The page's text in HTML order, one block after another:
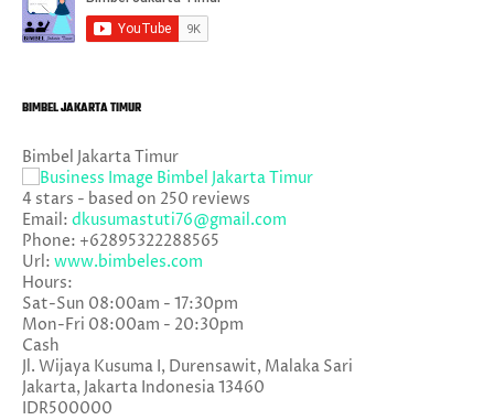
BIMBEL JAKARTA TIMUR
Bimbel Jakarta Timur
4 stars - based on 250 reviews
Email: dkusumastuti76@gmail.com
Phone: +62895322288565
Url: www.bimbeles.com
Hours:
Sat-Sun 08:00am - 17:30pm
Mon-Fri 08:00am - 20:30pm
Cash
Jl. Wijaya Kusuma I, Durensawit, Malaka Sari
Jakarta, Jakarta Indonesia13460
IDR500000